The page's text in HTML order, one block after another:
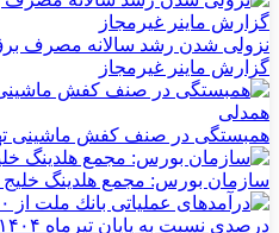
نزولی شدن رشد سالانه مصرف
گزارش ماینر غیرمجاز
همبستگی در صنف کفش ماشینی
سازمان بورس: مجمع هلدینگ